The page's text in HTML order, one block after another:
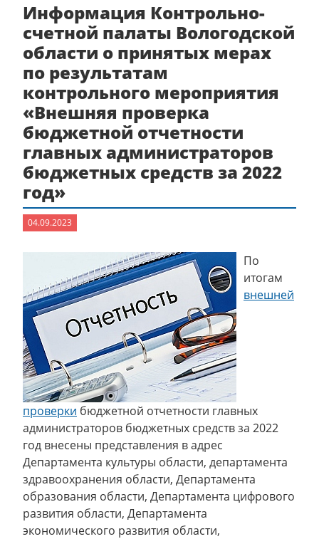
Информация Контрольно-
счетной палаты Вологодской
области о принятых мерах
по результатам
контрольного мероприятия
«Внешняя проверка
бюджетной отчетности
главных администраторов
бюджетных средств за 2022
год»
04.09.2023
По
итогам
внешней
проверки бюджетной отчетности главных
администраторов бюджетных средств за 2022
год внесены представления в адрес
Департамента культуры области, департамента
здравоохранения области, Департамента
образования области, Департамента цифрового
развития области, Департамента
экономического развития области,